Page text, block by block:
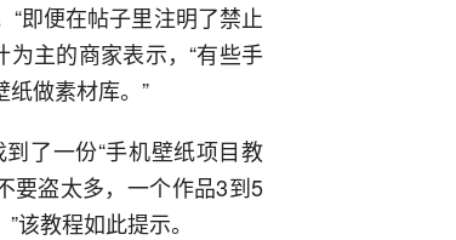
即便在帖子里注明了禁止
主的商家表示，“有些手
做素材库。”
了一份“手机壁纸项目教
要盗太多，一个作品3到5
教程如此提示。